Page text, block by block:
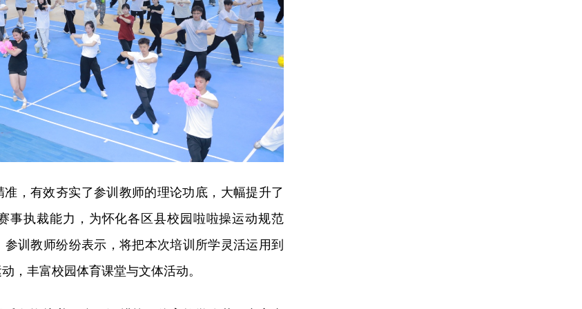
，有效夯实了参训教师的理论功底，大幅提升了
事执裁能力，为怀化各区县校园啦啦操运动规范
训教师纷纷表示，将把本次培训所学灵活运用到
，丰富校园体育课堂与文体活动。